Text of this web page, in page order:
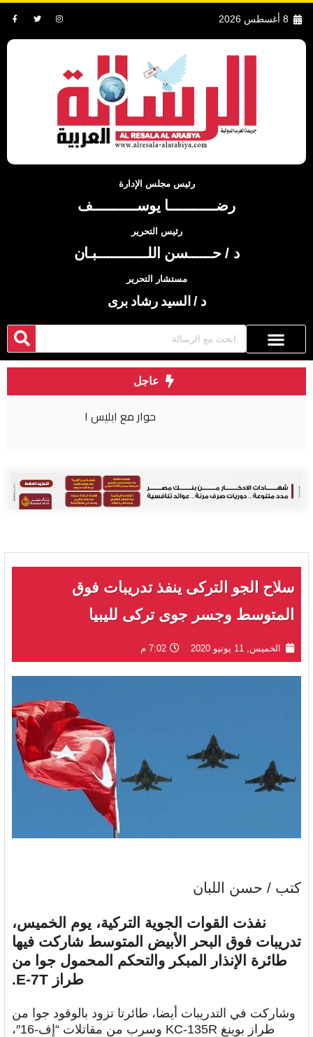
8 أغسطس 2026
رئيس مجلس الإدارة
رضــــــــــــا يوســـــــــــف
رئيس التحرير
د / حــــــسن اللـــــــــــــبـان
مستشار التحرير
د / السيد رشاد برى
عاجل
سلاح الجو التركى ينفذ تدريبات فوق
المتوسط وجسر جوى تركى لليبيا
الخميس, 11 يونيو 2020 7:02 م
كتب / حسن اللبان
نفذت القوات الجوية التركية، يوم الخميس،
تدريبات فوق البحر الأبيض المتوسط شاركت فيها
طائرة الإنذار المبكر والتحكم المحمول جوا من
طراز E-7T.
وشاركت في التدريبات أيضا، طائرتا تزود بالوقود جوا من
طراز بوينغ KC-135R وسرب من مقاتلات “إف-16″،